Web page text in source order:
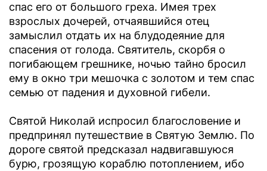
спас его от большого греха. Имея трех
взрослых дочерей, отчаявшийся отец
замыслил отдать их на блудодеяние для
спасения от голода. Святитель, скорбя о
погибающем грешнике, ночью тайно бросил
ему в окно три мешочка с золотом и тем спас
семью от падения и духовной гибели.
Святой Николай испросил благословение и
предпринял путешествие в Святую Землю. По
дороге святой предсказал надвигавшуюся
бурю, грозящую кораблю потоплением, ибо